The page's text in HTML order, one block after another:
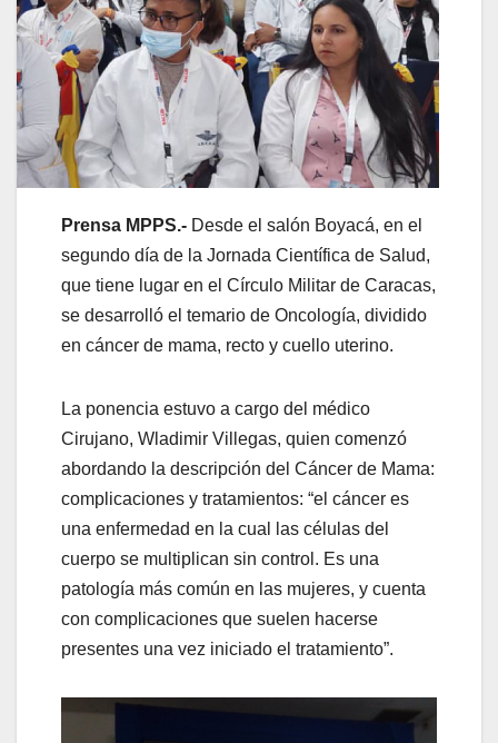
Prensa MPPS.- Desde el salón Boyacá, en el
segundo día de la Jornada Científica de Salud,
que tiene lugar en el Círculo Militar de Caracas,
se desarrolló el temario de Oncología, dividido
en cáncer de mama, recto y cuello uterino.
La ponencia estuvo a cargo del médico
Cirujano, Wladimir Villegas, quien comenzó
abordando la descripción del Cáncer de Mama:
complicaciones y tratamientos: “el cáncer es
una enfermedad en la cual las células del
cuerpo se multiplican sin control. Es una
patología más común en las mujeres, y cuenta
con complicaciones que suelen hacerse
presentes una vez iniciado el tratamiento”.